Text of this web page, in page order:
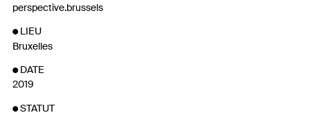
perspective.brussels
LIEU
Bruxelles
DATE
2019
STATUT